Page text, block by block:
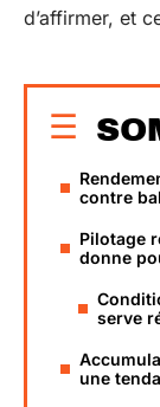
d’affirmer, et
contre
Pilotage
donne
serve
une